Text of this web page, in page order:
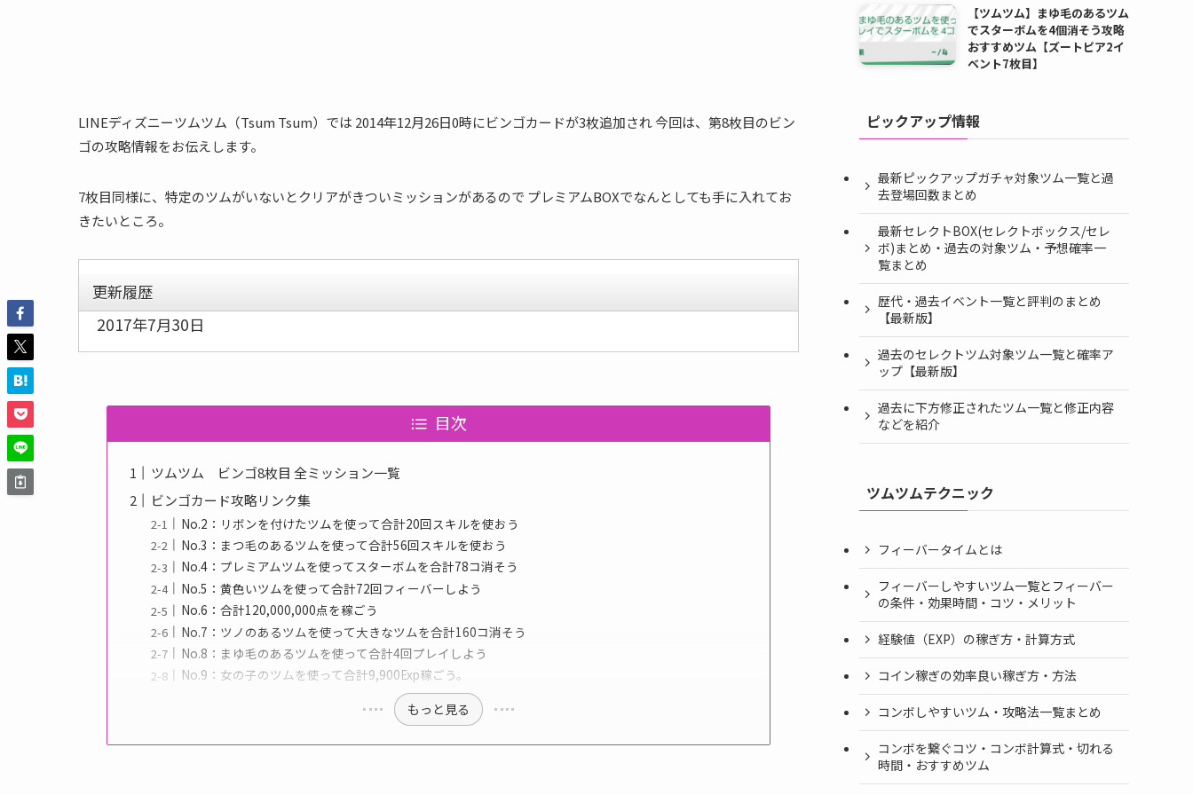
LINEディズニーツムツム（Tsum Tsum）では 2014年12月26日0時にビンゴカードが3枚追加され 今回は、第8枚目のビン
ゴの攻略情報をお伝えします。
7枚目同様に、特定のツムがいないとクリアがきついミッションがあるので プレミアムBOXでなんとしても手に入れてお
きたいところ。
更新履歴
2017年7月30日
目次
ツムツム ビンゴ8枚目 全ミッション一覧
ビンゴカード攻略リンク集
No.2：リボンを付けたツムを使って合計20回スキルを使おう
No.3：まつ毛のあるツムを使って合計56回スキルを使おう
No.4：プレミアムツムを使ってスターボムを合計78コ消そう
No.5：黄色いツムを使って合計72回フィーバーしよう
No.6：合計120,000,000点を稼ごう
No.7：ツノのあるツムを使って大きなツムを合計160コ消そう
No.8：まゆ毛のあるツムを使って合計4回プレイしよう
No.9：女の子のツムを使って合計9,900Exp稼ごう。
もっと見る
【ツムツム】まゆ毛のあるツム
でスターボムを4個消そう攻略
おすすめツム【ズートピア2イ
ベント7枚目】
ピックアップ情報
最新ピックアップガチャ対象ツム一覧と過
去登場回数まとめ
最新セレクトBOX(セレクトボックス/セレ
ボ)まとめ・過去の対象ツム・予想確率一
覧まとめ
歴代・過去イベント一覧と評判のまとめ
【最新版】
過去のセレクトツム対象ツム一覧と確率ア
ップ【最新版】
過去に下方修正されたツム一覧と修正内容
などを紹介
ツムツムテクニック
フィーバータイムとは
フィーバーしやすいツム一覧とフィーバー
の条件・効果時間・コツ・メリット
経験値（EXP）の稼ぎ方・計算方式
コイン稼ぎの効率良い稼ぎ方・方法
コンボしやすいツム・攻略法一覧まとめ
コンボを繋ぐコツ・コンボ計算式・切れる
時間・おすすめツム